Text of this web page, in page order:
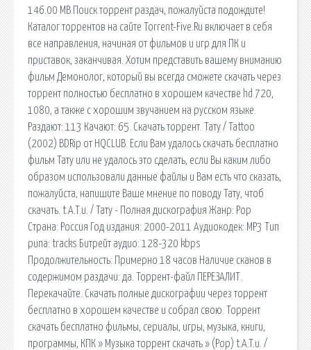
146.00 MB Поиск торрент раздач, пожалуйста подождите!
Каталог торрентов на сайте Torrent-Five.Ru включает в себя
все направления, начиная от фильмов и игр для ПК и
приставок, заканчивая. Хотим представить вашему вниманию
фильм Демонолог, который вы всегда сможете скачать через
торрент полностью бесплатно в хорошем качестве hd 720,
1080, а также с хорошим звучанием на русском языке.
Раздают: 113 Качают: 65. Скачать торрент. Тату / Tattoo
(2002) BDRip от HQCLUB. Если Вам удалось скачать бесплатно
фильм Тату или не удалось это сделать, если Вы каким либо
образом использовали данные файлы и Вам есть что сказать,
пожалуйста, напишите Ваше мнение по поводу Тату, чтоб
скачать. t.A.T.u. / Тату - Полная дискография Жанр: Pop
Страна: Россия Год издания: 2000-2011 Аудиокодек: MP3 Тип
рипа: tracks Битрейт аудио: 128-320 kbps
Продолжительность: Примерно 18 часов Наличие сканов в
содержимом раздачи: да. Торрент-файл ПЕРЕЗАЛИТ.
Перекачайте. Скачать полные дискографии через торрент
бесплатно в хорошем качестве и собрал свою. Торрент
скачать бесплатно фильмы, сериалы, игры, музыка, книги,
программы, КПК » Музыка торрент скачать » (Pop) t.A.T.u. /